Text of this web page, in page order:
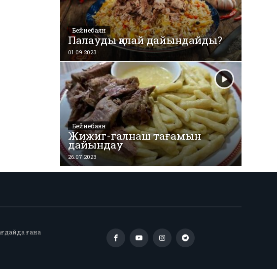
Бейнебаян
Палауды қалай дайындайды?
01.09.2023
Бейнебаян
Жижиг-галнаш тағамын
дайындау
26.07.2023
ғана